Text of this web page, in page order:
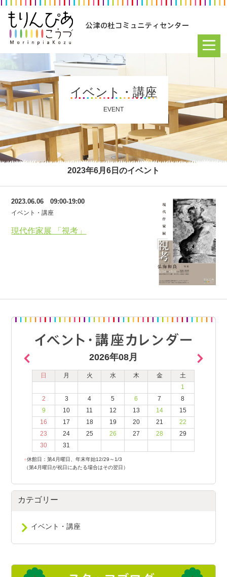
イベント・講座
EVENT
2023年6月6日のイベント
現代作家展 「視考」
2023.06.06 09:00-19:00
イベント・講座
2026年08月
日 月 火 水 木 金
土
1
2
3 4 5 6 7
8
9
10 11 12 13 14
15
16
17 18 19 20 21
22
23
24 25 26 27 28
29
30
31
●休館日：第4月曜日、年末年始12/29～1/3
（第4月曜日が祝日にあたる場合はその翌日）
カテゴリー
イベント・講座